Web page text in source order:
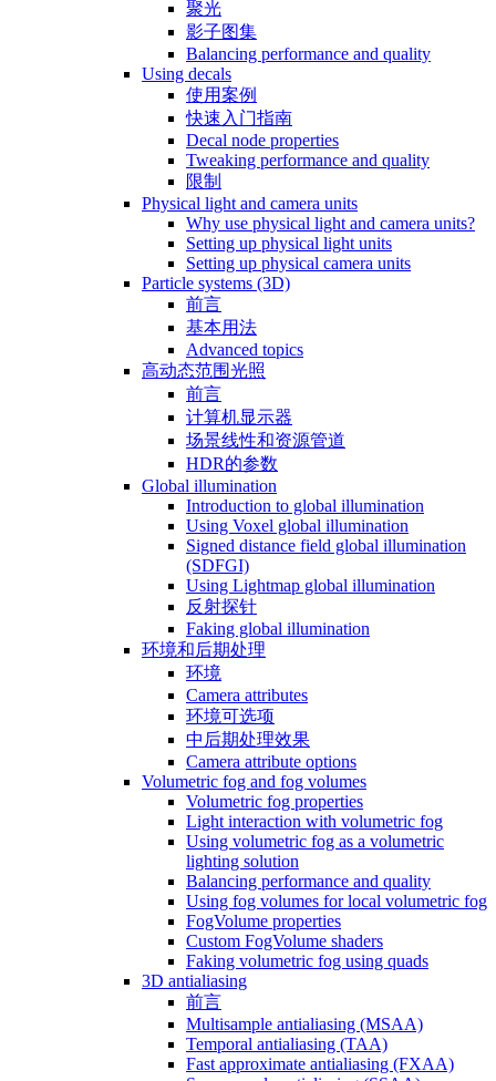
聚光
影子图集
Balancing performance and quality
Using decals
使用案例
快速入门指南
Decal node properties
Tweaking performance and quality
限制
Physical light and camera units
Why use physical light and camera units?
Setting up physical light units
Setting up physical camera units
Particle systems (3D)
前言
基本用法
Advanced topics
高动态范围光照
前言
计算机显示器
场景线性和资源管道
HDR的参数
Global illumination
Introduction to global illumination
Using Voxel global illumination
Signed distance field global illumination
(SDFGI)
Using Lightmap global illumination
反射探针
Faking global illumination
环境和后期处理
环境
Camera attributes
环境可选项
中后期处理效果
Camera attribute options
Volumetric fog and fog volumes
Volumetric fog properties
Light interaction with volumetric fog
Using volumetric fog as a volumetric
lighting solution
Balancing performance and quality
Using fog volumes for local volumetric fog
FogVolume properties
Custom FogVolume shaders
Faking volumetric fog using quads
3D antialiasing
前言
Multisample antialiasing (MSAA)
Temporal antialiasing (TAA)
Fast approximate antialiasing (FXAA)